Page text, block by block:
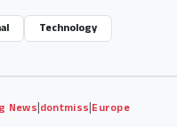
Technology
News|dontmiss|Europe